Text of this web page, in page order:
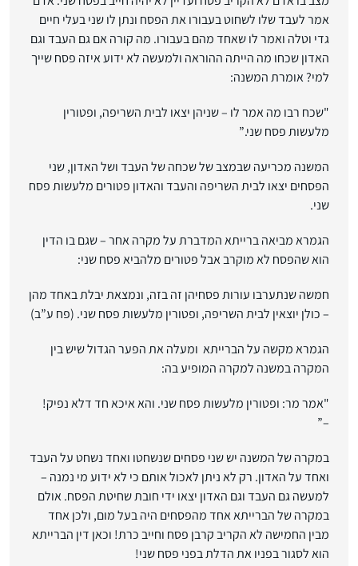
אמר לעבד שלו לשחוט בעבורו את הפסח ונתן לו שני בעלי חיים
גדי וטלה ואמר לו שאחד מהם בעבורו. מה קורה אם גם העבד וגם
האדון שכחו מה הייתה ההוראה ולמעשה לא ידוע איזה פסח שייך
למי? אומרת המשנה:
"שכח רבו מה אמר לו – שניהן יצאו לבית השריפה, ופטורין
מלעשות פסח שני.”
המשנה מכריעה שבמצב של שכחה של העבד ושל האדון, שני
הפסחים יצאו לבית השריפה והעבד והאדון פטורים מלעשות פסח
שני.
הגמרא מביאה ברייתא המדברת על מקרה אחר – שגם בו הדין
הוא שהפסח לא מוקרב אבל פטורים מלהביא פסח שני:
חמשה שנתערבו עורות פסחיהן זה בזה, ונמצאת יבלת באחד מהן
– כולן יוצאין לבית השריפה, ופטורין מלעשות פסח שני. (פח ע”ב)
הגמרא מקשה על הברייתא ומעלה את הפער הגדול שיש בין
המקרה במשנה למקרה המופיע בה:
"אמר מר: ופטורין מלעשות פסח שני. והא איכא חד דלא נפיק!
–”
במקרה של המשנה יש שני פסחים שנשחטו ואחד נשחט על העבד
ואחד על האדון. רק לא ניתן לאכול אותם כי לא ידוע מי נמנה –
למעשה גם העבד וגם האדון יצאו ידי חובת שחיטת הפסח. אולם
במקרה של הברייתא אחד מהפסחים היה בעל מום, ולכן אחד
מבין החמישה לא הקריב קרבן פסח וחייב כרת! וכאן דין הברייתא
הוא לסגור בפניו את הדלת בפני פסח שני!